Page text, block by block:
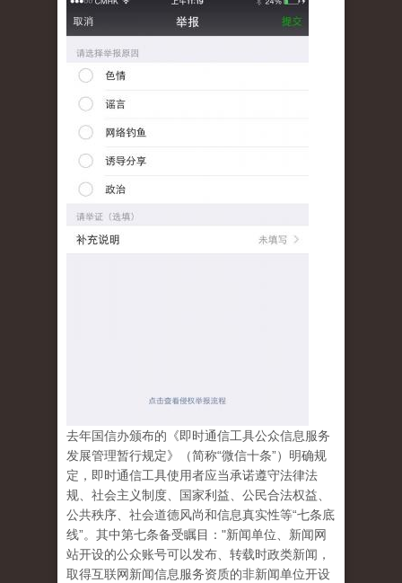
去年国信办颁布的《即时通信工具公众信息服务
发展管理暂行规定》（简称“微信十条”）明确规
定，即时通信工具使用者应当承诺遵守法律法
规、社会主义制度、国家利益、公民合法权益、
公共秩序、社会道德风尚和信息真实性等“七条底
线”。其中第七条备受瞩目："新闻单位、新闻网
站开设的公众账号可以发布、转载时政类新闻，
取得互联网新闻信息服务资质的非新闻单位开设